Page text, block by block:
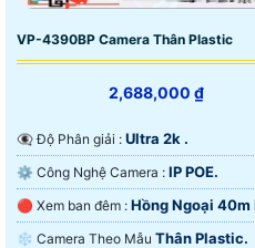
VP-4390BP Camera Thân Plastic
2,688,000 ₫
👁️‍🗨 Độ Phân giải : Ultra 2k .
⚙ Công Nghệ Camera : IP POE.
🔴 Xem ban đêm : Hồng Ngoại 40m
❄ Camera Theo Mẫu Thân Plastic.